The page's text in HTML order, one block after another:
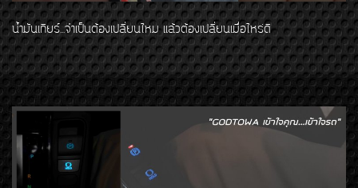
น้ำมันเกียร์...จำเป็นต้องเปลี่ยนไหม แล้วต้องเปลี่ยนเมื่อไหร่ดี